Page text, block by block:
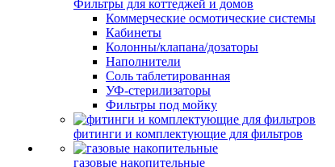
Фильтры для коттеджей и домов
Коммерческие осмотические системы
Кабинеты
Колонны/клапана/дозаторы
Наполнители
Соль таблетированная
УФ-стерилизаторы
Фильтры под мойку
фитинги и комплектующие для фильтров
газовые накопительные